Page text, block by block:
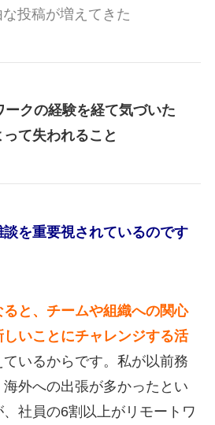
な投稿が増えてきた
ークの経験を経て気づいた
って失われること
を重要視されているのです
と、チームや組織への関心
いことにチャレンジする活
ているからです。私が以前務
外への出張が多かったとい
社員の6割以上がリモートワ